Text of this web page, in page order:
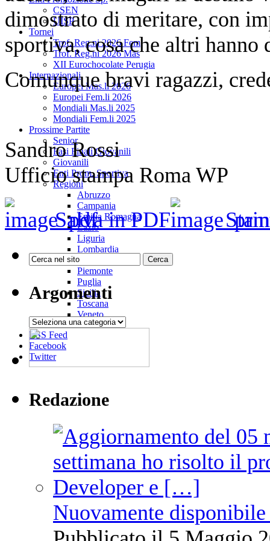
CSEN
UISP
Tornei
Trof. Reg.ni 2026 Fem
Trof. Reg.ni 2026 Mas
XII Eurochocolate Perugia
Internazionali
Europei Mas.li 2026
Europei Fem.li 2026
Mondiali Mas.li 2025
Mondiali Fem.li 2025
Prossime Partite
Senior
Fasi Finali Giovanili
Giovanili
Enti Prom. Sportiva
Regioni
Abruzzo
Campania
Emilia Romagna
Lazio
Liguria
Lombardia
Marche
Piemonte
Puglia
Sicilia
Toscana
Veneto
RSS Feed
Facebook
Twitter
dimostrato di meritare, con
sportiva, cosa che altri hanno
Comunque bravi ragazzi,
Sandro Rossi
Ufficio stampa Roma WP
Salva in PDF
Argomenti
Argomenti
Redazione
Nuovamente